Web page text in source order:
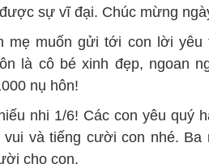
sự vĩ đại. Chúc mừng
mẹ muốn gửi tới con lời yêu
là cô bé xinh đẹp, ngoan
nụ hôn!
nhi 1/6! Các con yêu quý
và tiếng cười con nhé. Ba
cho con.